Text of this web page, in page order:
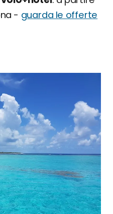
- guarda le offerte